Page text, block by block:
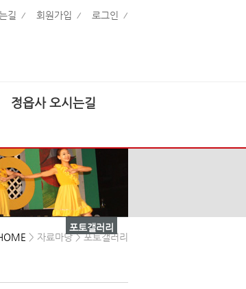
로그인
회원가입
길
정읍사 오시는길
> 자료마당 > 포토갤러리
포토갤러리